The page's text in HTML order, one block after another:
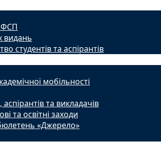
ФСП
видань
студентів та аспірантів
мобільності
аспірантів та викладачів
та освітні заходи
«Джерело»